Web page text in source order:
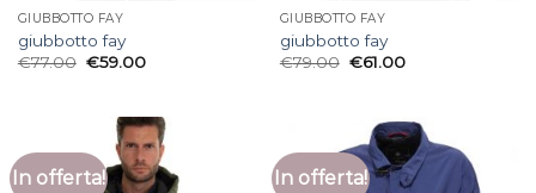
GIUBBOTTO FAY
giubbotto fay
€77.00 €59.00
GIUBBOTTO FAY
giubbotto fay
€79.00 €61.00
In offerta! In offerta!